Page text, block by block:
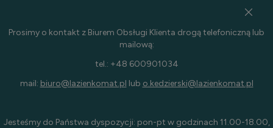
Prosimy o kontakt z Biurem Obsługi Klienta drogą telefoniczną lub
mailową:
tel.: +48 600901034
mail: biuro@lazienkomat.pl lub o.kedzierski@lazienkomat.pl
Jesteśmy do Państwa dyspozycji: pon-pt w godzinach 11.00-18.00,